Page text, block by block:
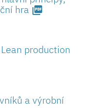
hra picture_as_pdf
production
a výrobní